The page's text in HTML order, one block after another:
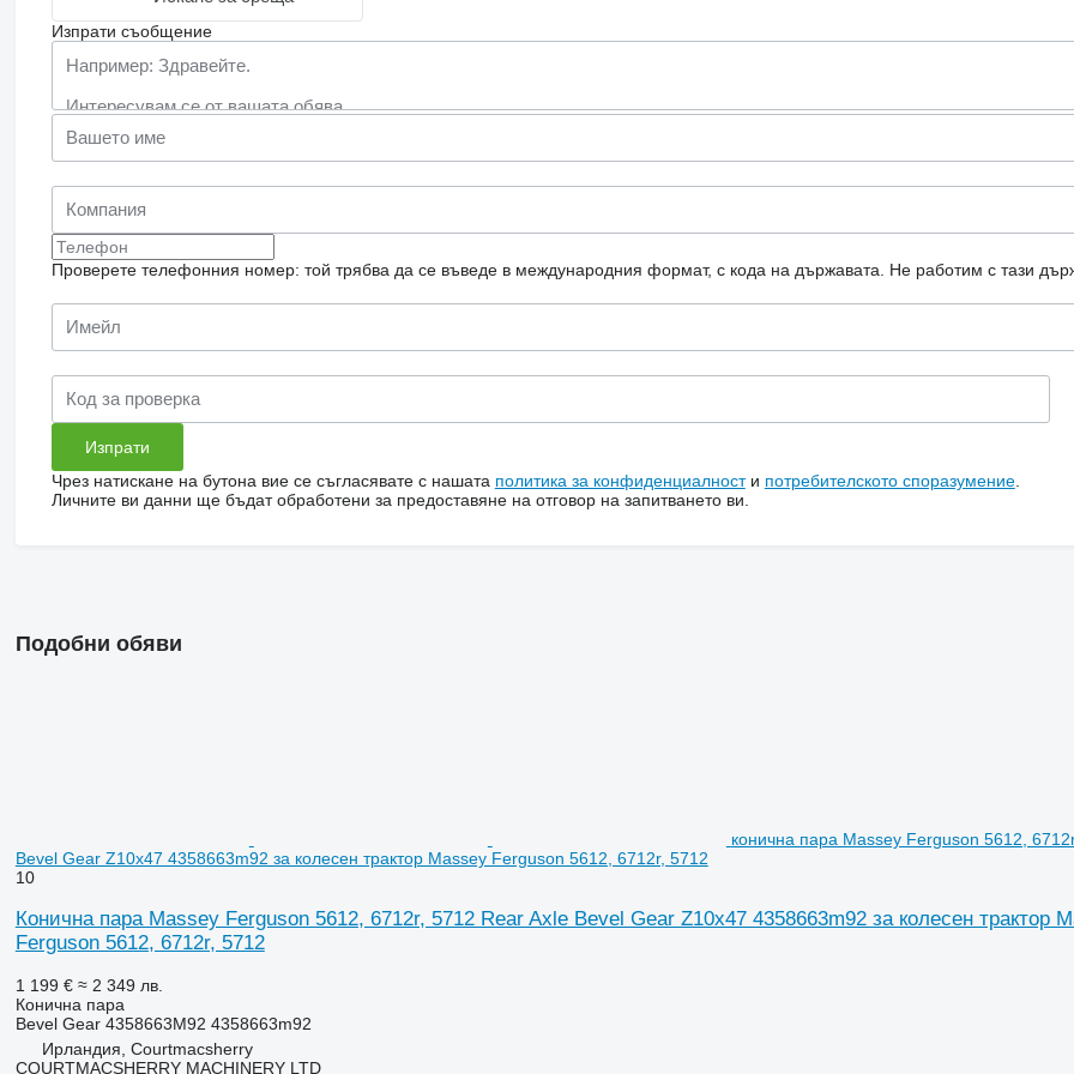
Изпрати съобщение
Проверете телефонния номер: той трябва да се въведе в международния формат, с кода на държавата. Не работим с тази
Чрез натискане на бутона вие се съгласявате с нашата политика за конфиденциалности потребителското споразумение.
Личните ви данни ще бъдат обработени за предоставяне на отговор на запитването ви.
Подобни обяви
конична пара Massey Ferguson 5612,
Bevel Gear Z10x47 4358663m92 за колесен трактор Massey Ferguson 5612, 6712r, 5712
10
Конична пара Massey Ferguson 5612, 6712r, 5712 Rear Axle Bevel Gear Z10x47 4358663m92 за колесен трактор
Ferguson 5612, 6712r, 5712
1 199 € ≈ 2 349 лв.
Конична пара
Bevel Gear 4358663M92 4358663m92
Ирландия, Courtmacsherry
COURTMACSHERRY MACHINERY LTD